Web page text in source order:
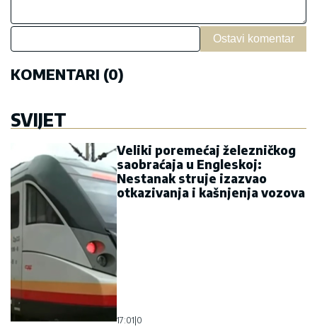
Ostavi komentar
KOMENTARI (0)
SVIJET
Veliki poremećaj železničkog
saobraćaja u Engleskoj:
Nestanak struje izazvao
otkazivanja i kašnjenja vozova
17:01 0